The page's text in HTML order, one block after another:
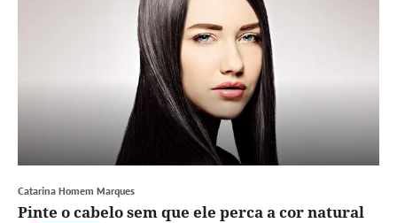
Catarina Homem Marques
Pinte o cabelo sem que ele perca a cor natural